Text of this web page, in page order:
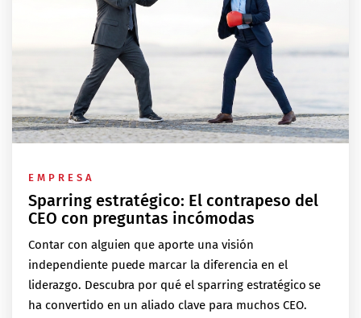
EMPRESA
Sparring estratégico: El contrapeso del
CEO con preguntas incómodas
Contar con alguien que aporte una visión
independiente puede marcar la diferencia en el
liderazgo. Descubra por qué el sparring estratégico se
ha convertido en un aliado clave para muchos CEO.